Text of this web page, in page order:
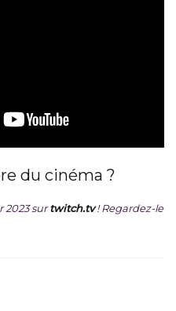
du cinéma ?
2023 surtwitch.tv ! Regardez-le